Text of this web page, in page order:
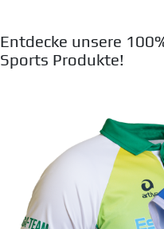
Entdecke unsere
Sports Produkte!